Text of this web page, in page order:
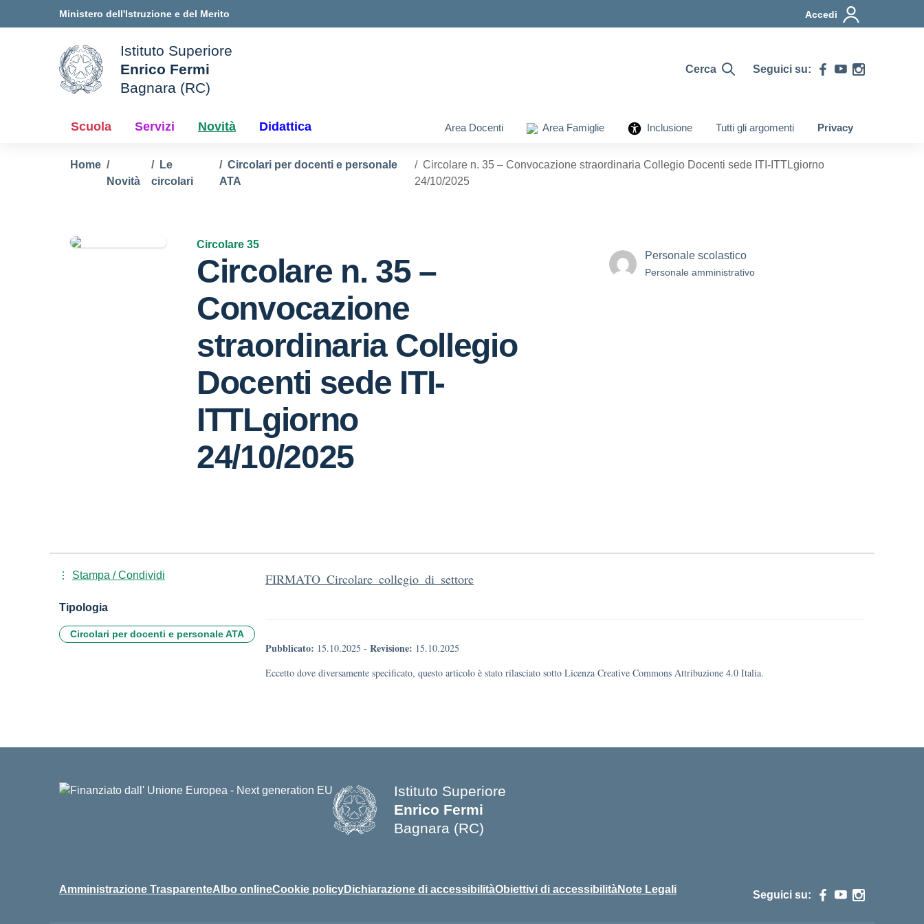
Ministero dell'Istruzione e del Merito Accedi
della scuola
Istituto Superiore
Enrico Fermi
Bagnara (RC)
Cerca Seguici su:
Scuola Servizi Novità Didattica Area Docenti Area Famiglie Inclusione Tutti gli argomenti Privacy
Home
Novità
Le
circolari
Circolari per docenti e personale
ATA
Circolare n. 35 – Convocazione straordinaria Collegio Docenti sede ITI-ITTLgiorno
24/10/2025
Circolare 35
Circolare n. 35 –
Convocazione
straordinaria Collegio
Docenti sede ITI-
ITTLgiorno
24/10/2025
Personale scolastico
Personale amministrativo
FIRMATO_Circolare_collegio_di_settore
Pubblicato: 15.10.2025 - Revisione: 15.10.2025
Eccetto dove diversamente specificato, questo articolo è stato rilasciato sotto Licenza Creative Commons Attribuzione 4.0 Italia.
Stampa / Condividi
Tipologia
Circolari per docenti e personale ATA
Istituto Superiore
Enrico Fermi
Bagnara (RC)
Amministrazione TrasparenteAlbo onlineCookie policyDichiarazione di accessibilitàObiettivi di accessibilitàNote Legali Seguici su: